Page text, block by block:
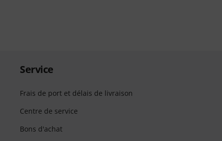
Service
Frais de port et délais de livraison
Centre de service
Bons d'achat